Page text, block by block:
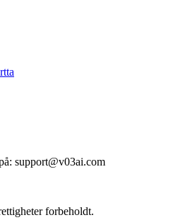
support@v03ai.com
forbeholdt.